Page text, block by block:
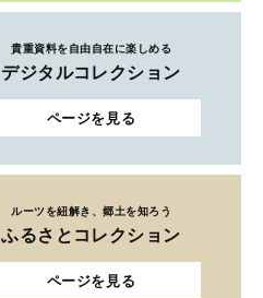
貴重資料を自由自在に楽しめる
デジタルコレクション
ページを見る
ルーツを紐解き、郷土を知ろう
ふるさとコレクション
ページを見る